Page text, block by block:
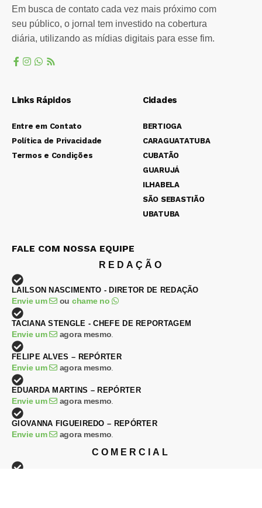
Em busca de contato cada vez mais próximo com
seu público, o jornal tem investido na cobertura
diária, utilizando as mídias digitais para esse fim.
Links Rápidos
Entre em Contato
Política de Privacidade
Termos e Condições
Cidades
BERTIOGA
CARAGUATATUBA
CUBATÃO
GUARUJÁ
ILHABELA
SÃO SEBASTIÃO
UBATUBA
FALE COM NOSSA EQUIPE
REDAÇÃO
LAILSON NASCIMENTO - DIRETOR DE REDAÇÃO
Envie um ou chame no
TACIANA STENGLE - CHEFE DE REPORTAGEM
Envie um agora mesmo
FELIPE ALVES – REPÓRTER
Envie um agora mesmo
EDUARDA MARTINS – REPÓRTER
Envie um agora mesmo
GIOVANNA FIGUEIREDO – REPÓRTER
Envie um agora mesmo
COMERCIAL